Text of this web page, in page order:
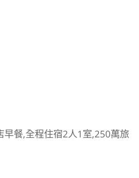
餐,全程住宿2人1室,250萬旅